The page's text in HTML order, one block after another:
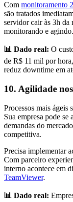
Com monitoramento
são tratados
servidor cair às 3h da
monitorando e agindo.
📊 Dado real: O
de R$ 11 mil por
reduz downtime em
10. Agilidade
Processos mais ágeis
Sua empresa pode se
demandas do
competitiva.
Precisa implementar
Com parceiro
interno acontece em
TeamViewer.
📊 Dado real: